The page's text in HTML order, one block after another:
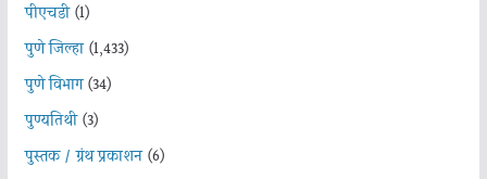
पीएचडी(1)
पुणे जिल्हा(1,433)
पुणे विभाग(34)
पुण्यतिथी(3)
पुस्तक / ग्रंथ प्रकाशन(6)